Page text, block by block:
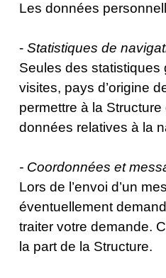
Les données
- Statistiques de
Seules des statistiques
visites, pays d’origine
permettre à la
données relatives à la
- Coordonnées et
Lors de l’envoi d’un
éventuellement
traiter votre demande.
la part de la Structure.